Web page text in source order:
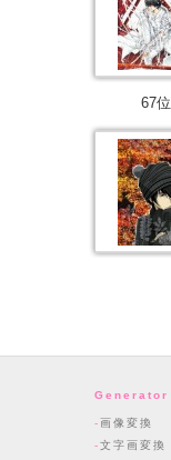
67位
Generator
画像変換
文字画変換